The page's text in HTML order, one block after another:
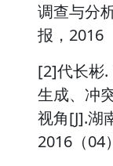
调查与分
报，2016
[2]代长彬.
生成、冲
视角[J].湖
2016（04